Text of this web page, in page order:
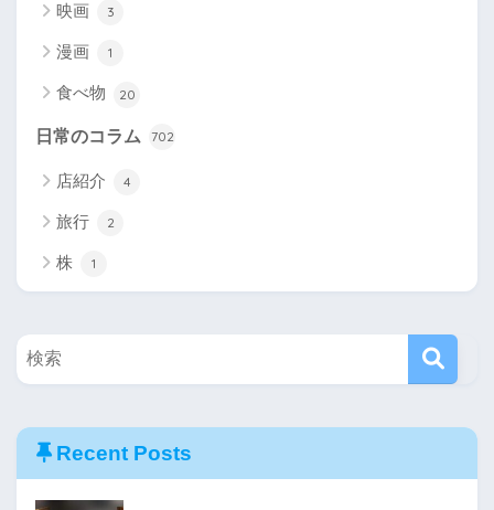
映画 3
漫画 1
食べ物 20
日常のコラム 702
店紹介 4
旅行 2
株 1
Recent Posts